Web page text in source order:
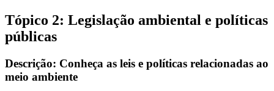
Tópico 2: Legislação ambiental e políticas
públicas
Descrição: Conheça as leis e políticas relacionadas ao
meio ambiente